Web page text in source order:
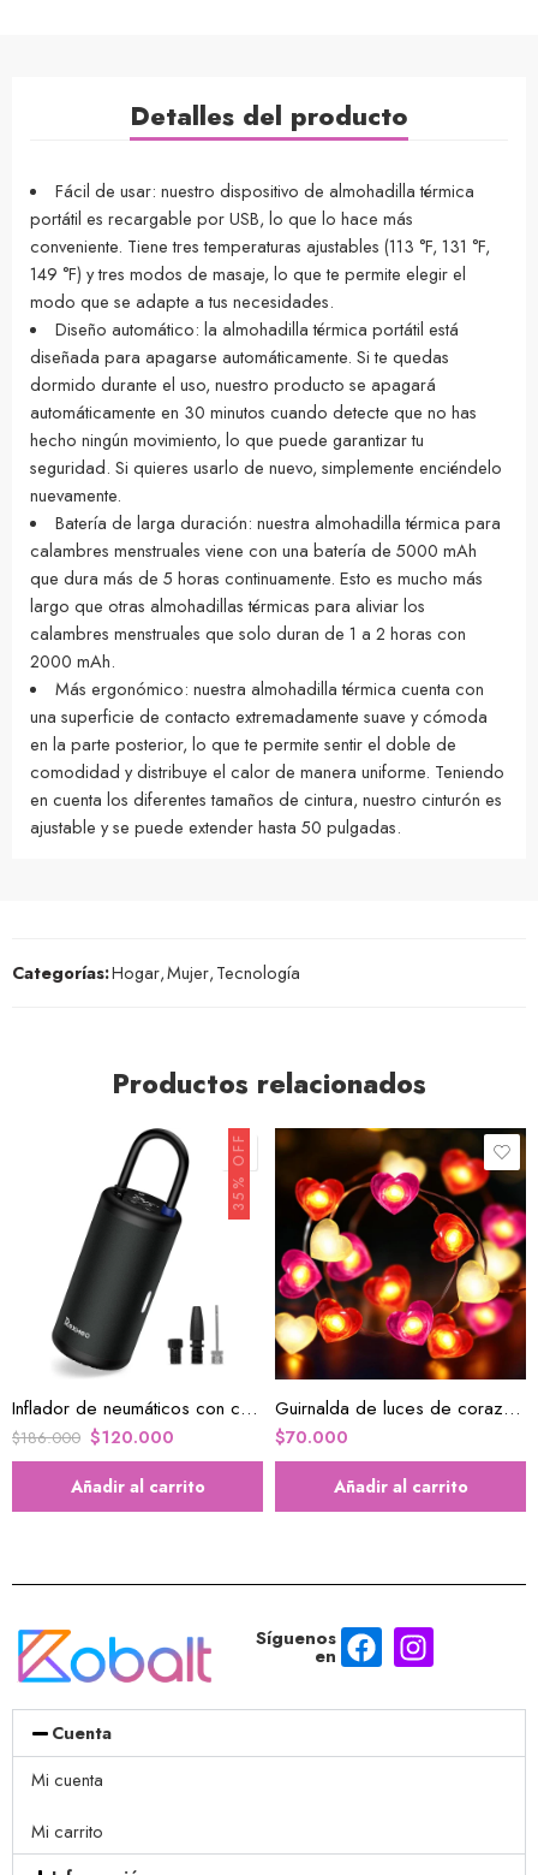
Detalles del producto
Fácil de usar: nuestro dispositivo de almohadilla térmica
portátil es recargable por USB, lo que lo hace más
conveniente. Tiene tres temperaturas ajustables (113 °F, 131 °F,
149 °F) y tres modos de masaje, lo que te permite elegir el
modo que se adapte a tus necesidades.
Diseño automático: la almohadilla térmica portátil está
diseñada para apagarse automáticamente. Si te quedas
dormido durante el uso, nuestro producto se apagará
automáticamente en 30 minutos cuando detecte que no has
hecho ningún movimiento, lo que puede garantizar tu
seguridad. Si quieres usarlo de nuevo, simplemente enciéndelo
nuevamente.
Batería de larga duración: nuestra almohadilla térmica para
calambres menstruales viene con una batería de 5000 mAh
que dura más de 5 horas continuamente. Esto es mucho más
largo que otras almohadillas térmicas para aliviar los
calambres menstruales que solo duran de 1 a 2 horas con
2000 mAh.
Más ergonómico: nuestra almohadilla térmica cuenta con
una superficie de contacto extremadamente suave y cómoda
en la parte posterior, lo que te permite sentir el doble de
comodidad y distribuye el calor de manera uniforme. Teniendo
en cuenta los diferentes tamaños de cintura, nuestro cinturón es
ajustable y se puede extender hasta 50 pulgadas.
Categorías:Hogar,Mujer,Tecnología
Productos relacionados
35% OFF
Inflador de neumáticos con compresor de aire portátil
$186.000 $120.000
Añadir al carrito
Guirnalda de luces de corazón decorativas
$70.000
Añadir al carrito
Síguenos
en
Cuenta
Mi cuenta
Mi carrito